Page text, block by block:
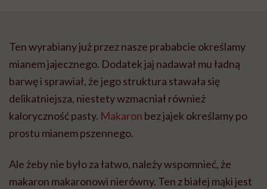
Ten wyrabiany już przez nasze prababcie określamy
mianem jajecznego. Dodatek jaj nadawał mu ładną
barwę i sprawiał, że jego struktura stawała się
delikatniejsza, niestety wzmacniał również
kaloryczność pasty. Makaron bez jajek określamy po
prostu mianem pszennego.
Ale żeby nie było za łatwo, należy wspomnieć, że
makaron makaronowi nierówny. Ten z białej mąki jest